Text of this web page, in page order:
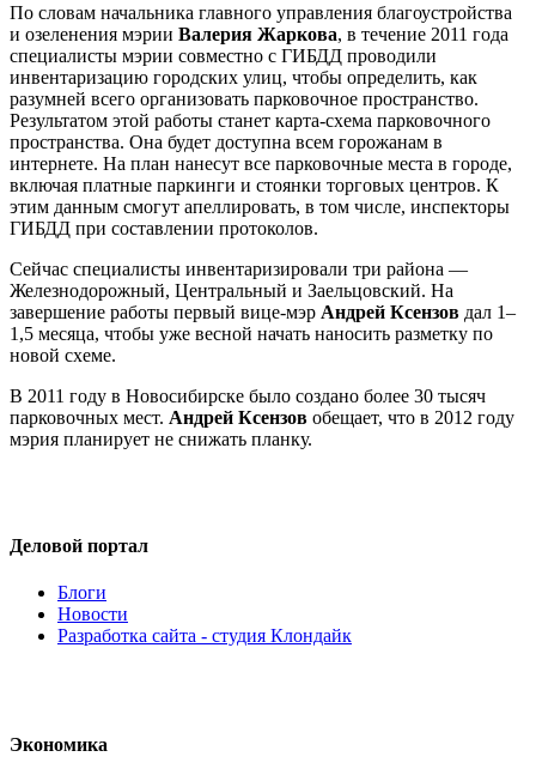
По словам начальника главного управления благоустройства
и озеленения мэрии Валерия Жаркова, в течение 2011 года
специалисты мэрии совместно с ГИБДД проводили
инвентаризацию городских улиц, чтобы определить, как
разумней всего организовать парковочное пространство.
Результатом этой работы станет карта-схема парковочного
пространства. Она будет доступна всем горожанам в
интернете. На план нанесут все парковочные места в городе,
включая платные паркинги и стоянки торговых центров. К
этим данным смогут апеллировать, в том числе, инспекторы
ГИБДД при составлении протоколов.
Сейчас специалисты инвентаризировали три района —
Железнодорожный, Центральный и Заельцовский. На
завершение работы первый вице-мэр Андрей Ксензов дал 1–
1,5 месяца, чтобы уже весной начать наносить разметку по
новой схеме.
В 2011 году в Новосибирске было создано более 30 тысяч
парковочных мест. Андрей Ксензов обещает, что в 2012 году
мэрия планирует не снижать планку.
Деловой портал
Блоги
Новости
Разработка сайта - студия Клондайк
Экономика